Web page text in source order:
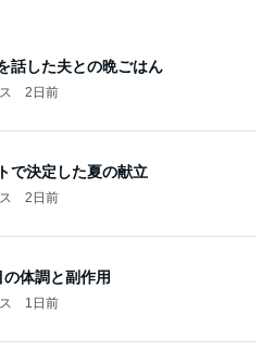
話した夫との晩ごはん
2日前
で決定した夏の献立
2日前
体調と副作用
1日前